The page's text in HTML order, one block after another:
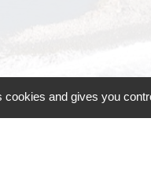
cookies and gives you